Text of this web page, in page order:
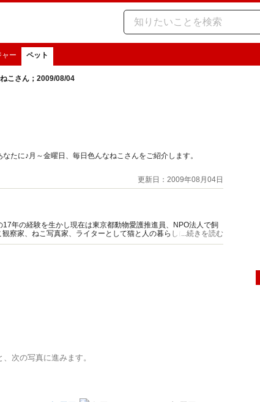
ャー ペット
こさん；2009/08/04
たに♪月～金曜日、毎日色んなねこさんをご紹介します。
更新日：2009年08月04日
年の経験を生かし現在は東京都動物愛護推進員、NPO法人で飼
察家、ねこ写真家、ライターとして猫と人の暮らしに役立つ情報
...続きを読む
次の写真に進みます。